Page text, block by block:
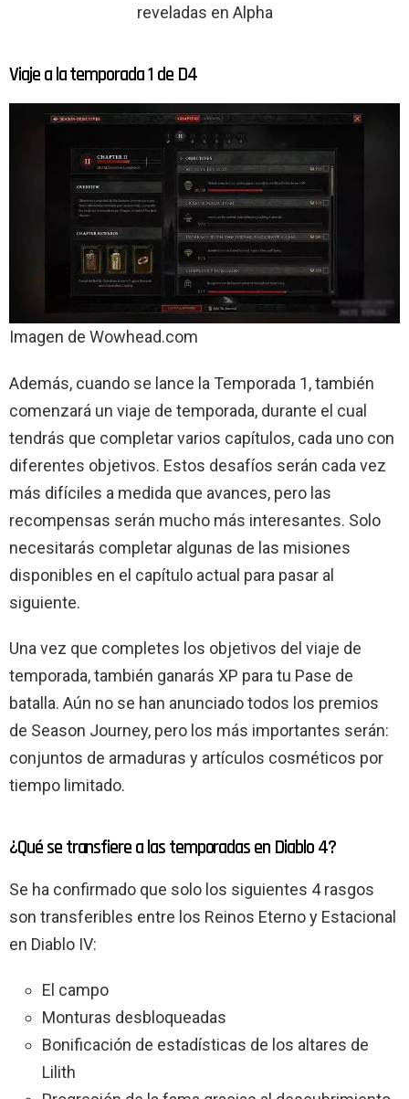
reveladas en Alpha
Viaje a la temporada 1 de D4
Imagen de Wowhead.com
Además, cuando se lance la Temporada 1, también
comenzará un viaje de temporada, durante el cual
tendrás que completar varios capítulos, cada uno con
diferentes objetivos. Estos desafíos serán cada vez
más difíciles a medida que avances, pero las
recompensas serán mucho más interesantes. Solo
necesitarás completar algunas de las misiones
disponibles en el capítulo actual para pasar al
siguiente.
Una vez que completes los objetivos del viaje de
temporada, también ganarás XP para tu Pase de
batalla. Aún no se han anunciado todos los premios
de Season Journey, pero los más importantes serán:
conjuntos de armaduras y artículos cosméticos por
tiempo limitado.
¿Qué se transfiere a las temporadas en Diablo 4?
Se ha confirmado que solo los siguientes 4 rasgos
son transferibles entre los Reinos Eterno y Estacional
en Diablo IV:
El campo
Monturas desbloqueadas
Bonificación de estadísticas de los altares de
Lilith